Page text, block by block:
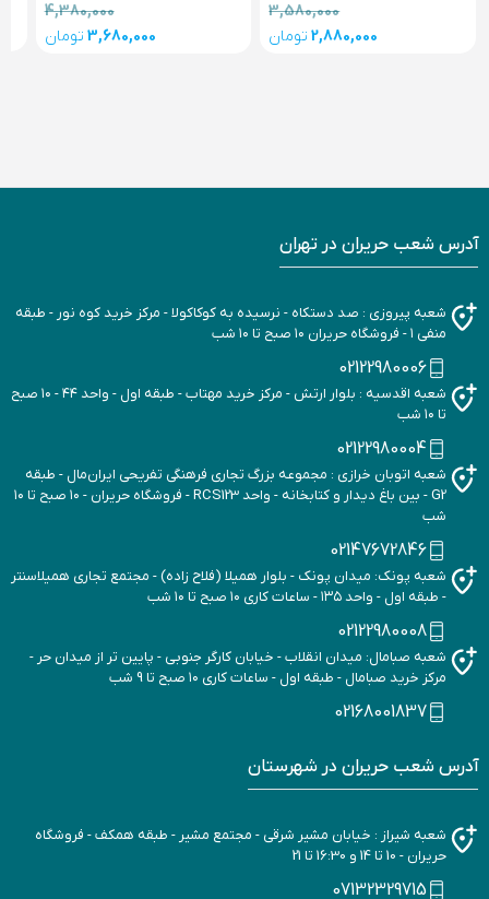
3,580,000
2,880,000 تومان
4,380,000
3,680,000 تومان
آدرس شعب حریران در تهران
شعبه پیروزی : صد دستکاه - نرسیده به کوکاکولا - مرکز خرید کوه نور - طبقه
منفی ۱ - فروشگاه حریران ۱۰ صبح تا ۱۰ شب
02122980006
شعبه اقدسیه : بلوار ارتش - مرکز خرید مهتاب - طبقه اول - واحد ۴۴ - ۱۰ صبح
تا ۱۰ شب
02122980004
شعبه اتوبان خرازی : مجموعه بزرگ تجاری فرهنگی تفریحی ایران‌مال - طبقه
G2 - بین باغ دیدار و کتابخانه - واحد RCS123 - فروشگاه حریران - ۱۰ صبح تا ۱۰
شب
02147672846
شعبه پونک: میدان پونک - بلوار همیلا (فلاح زاده) - مجتمع تجاری همیلاسنتر
- طبقه اول - واحد ۱۳۵ - ساعات کاری ۱۰ صبح تا ۱۰ شب
02122980008
شعبه صبامال: میدان انقلاب - خیابان کارگر جنوبی - پایین تر از میدان حر -
مرکز خرید صبامال - طبقه اول - ساعات کاری ۱۰ صبح تا 9 شب
02168001837
آدرس شعب حریران در شهرستان
شعبه شیراز : خیابان مشیر شرقی - مجتمع مشیر - طبقه همکف - فروشگاه
حریران - 10 تا 14 و 16:30 تا 21
07132329715